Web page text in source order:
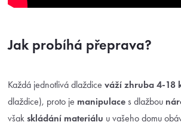
Jak probíhá přeprava?
Každá jednotlivá dlaždice váží zhruba 4-18
dlaždice), proto je manipulace s dlažbou
však skládání materiálu u vašeho domu